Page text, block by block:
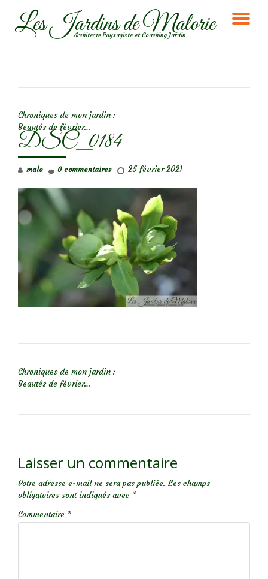
AllerLes Jardins de Malorie
Architecte Paysagiste et Coaching Jardin
Chroniques de mon jardin :
Beautés de février…
DSC_0184
malo 25 février 2021
0 commentaires
Chroniques de mon jardin :
Beautés de février…
Laisser un commentaire
Votre adresse e-mail ne sera pas publiée. Les champs
obligatoires sont indiqués avec *
Commentaire *